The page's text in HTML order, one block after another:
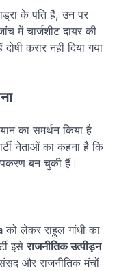
के पति हैं, उन पर
में चार्जशीट दायर की
करार नहीं दिया गया
का समर्थन किया है
नेताओं का कहना है कि
बन चुकी हैं।
को लेकर राहुल गांधी का
इसेराजनीतिक उत्पीड़न
और राजनीतिक मंचों